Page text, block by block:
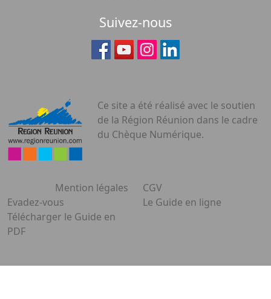
Suivez-nous
Ce site a été réalisé avec le soutien
de la Région Réunion dans le cadre
du Chèque Numérique.
Mention légales
CGV
Evadez-vous
Le Guide en ligne
Télécharger le Guide en
PDF